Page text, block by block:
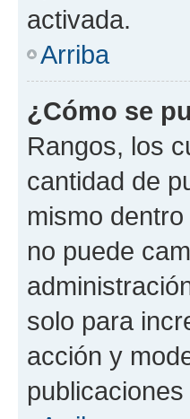
activada.
Arriba
¿Cómo se
Rangos, los
cantidad de
mismo
no puede
solo para
acción y